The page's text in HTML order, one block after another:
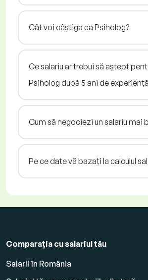
Cât voi câștiga ca Psiholog?
Ce salariu ar trebui să aștept
Psiholog după 5 ani de
Cum să negociezi un salariu mai
Pe ce date vă bazați la calculul
Comparația cu salariul tău
Salarii în România